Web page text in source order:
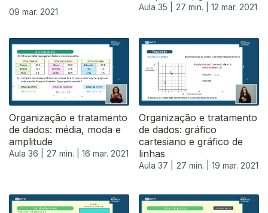
09 mar. 2021
Aula 35 | 27 min. | 12 mar. 2021
Organização e tratamento
de dados: média, moda e
amplitude
Aula 36 | 27 min. | 16 mar. 2021
Organização e tratamento
de dados: gráfico
cartesiano e gráfico de
linhas
Aula 37 | 27 min. | 19 mar. 2021